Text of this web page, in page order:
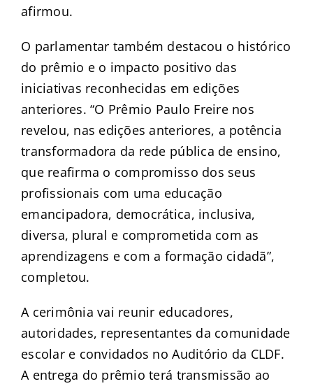
afirmou.
O parlamentar também destacou o histórico
do prêmio e o impacto positivo das
iniciativas reconhecidas em edições
anteriores. “O Prêmio Paulo Freire nos
revelou, nas edições anteriores, a potência
transformadora da rede pública de ensino,
que reafirma o compromisso dos seus
profissionais com uma educação
emancipadora, democrática, inclusiva,
diversa, plural e comprometida com as
aprendizagens e com a formação cidadã”,
completou.
A cerimônia vai reunir educadores,
autoridades, representantes da comunidade
escolar e convidados no Auditório da CLDF.
A entrega do prêmio terá transmissão ao